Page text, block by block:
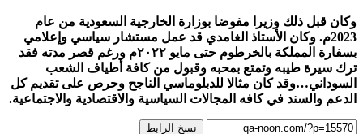
وكان قبل ذلك وزيرا مفوضا بوزارة الخارجية السعودية من عام
2023م. وكان الأستاذ الغامدي قد عمل مستشار سياسي وإعلامي
بسفارة المملكة بالخرطوم حتى مايو ٢٠٢٢م ورغم قصر مدته فقد
ترك سيرة طيبه وتمتع بمحبه وقبول من كافة أطياف الشعب
السوداني…وقد كان مثالا للدبلوماسي الناجح وحرص على تقديم كل
الدعم والسند في كافه المجالات السياسية والاقتصادية والاجتماعية.
نسخ الرابط